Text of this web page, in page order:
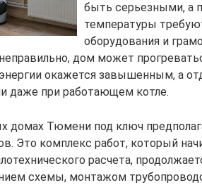
быть серьезными, а
температуры
оборудования и
дом может
окажется завышенным, а
даже при работающем котле.
домах Тюмени под ключ
Это комплекс работ, который
расчета,
схемы, монтажом